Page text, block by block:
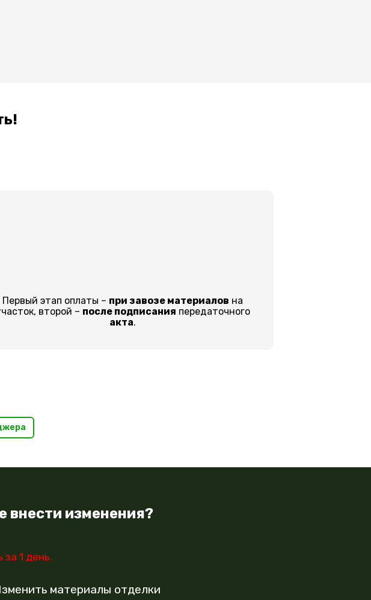
Первый этап оплаты – при завозе материалов на
второй – после подписания передаточного
акта.
внести изменения?
1 день.
материалы отделки